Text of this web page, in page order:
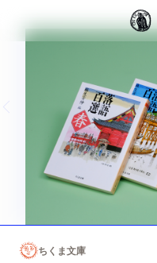
Previous slide
ちくま文庫